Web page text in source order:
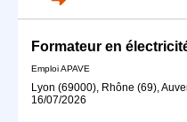
Formateur en
Emploi APAVE
Lyon (69000), Rhône (69),
16/07/2026